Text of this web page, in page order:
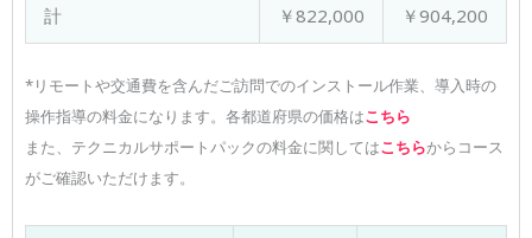
計 ￥822,000 ￥904,200
*リモートや交通費を含んだご訪問でのインストール作業、導入時の
操作指導の料金になります。各都道府県の価格はこちら
また、テクニカルサポートパックの料金に関してはこちらからコース
がご確認いただけます。